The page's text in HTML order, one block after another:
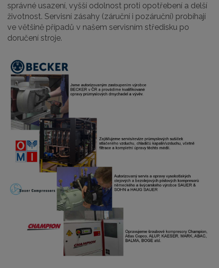
správné usazení, vyšší odolnost proti opotřebení a delší
životnost. Servisní zásahy (záruční i pozáruční) probíhají
ve většině případů v našem servisním středisku po
doručení stroje.